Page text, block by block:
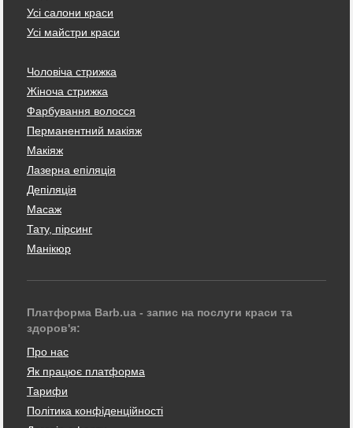
Усі салони краси
Усі майстри краси
Чоловіча стрижка
Жіноча стрижка
Фарбування волосся
Перманентний макіяж
Макіяж
Лазерна епіляція
Депіляція
Масаж
Тату, пірсинг
Манікюр
Платформа Barb.ua - запис на послуги краси та
здоров'я:
Про нас
Як працює платформа
Тарифи
Політика конфіденційності